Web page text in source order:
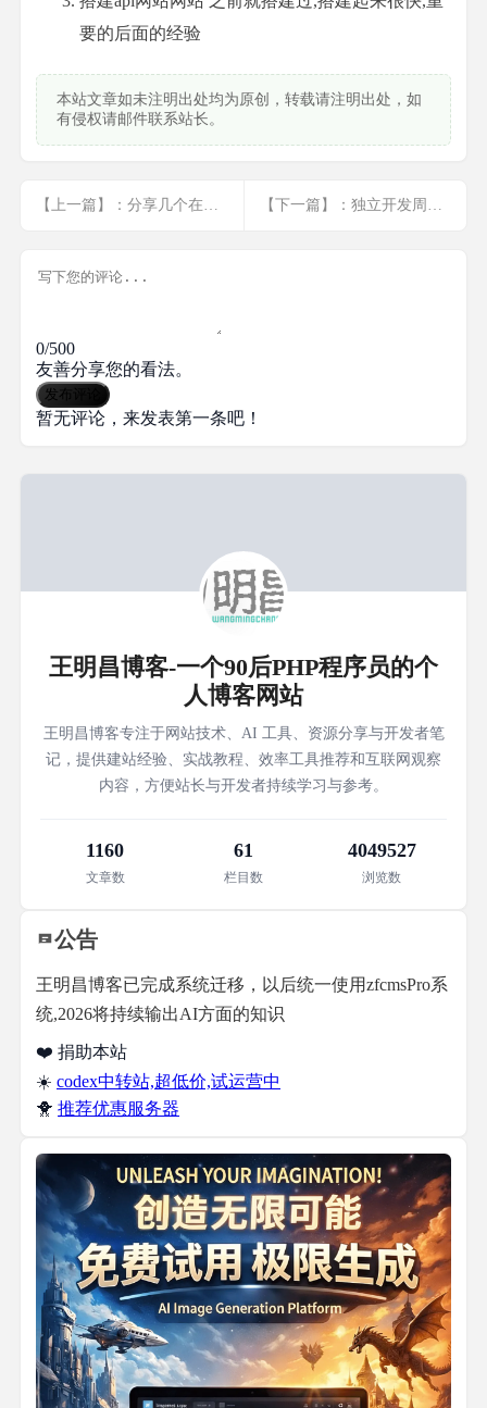
要的后面的经验
本站文章如未注明出处均为原创，转载请注明出处，如
有侵权请邮件联系站长。
【上一篇】：分享几个在线获取临时邮箱 【下一篇】：独立开发周报2 -- 深入打磨产品,还需努力
0/500
友善分享您的看法。
发布评论
暂无评论，来发表第一条吧！
王明昌博客-一个90后PHP程序员的个
人博客网站
王明昌博客专注于网站技术、AI 工具、资源分享与开发者笔
记，提供建站经验、实战教程、效率工具推荐和互联网观察
内容，方便站长与开发者持续学习与参考。
1160
文章数
61
栏目数
4049527
浏览数
公告
王明昌博客已完成系统迁移，以后统一使用zfcmsPro系
统,2026将持续输出AI方面的知识
❤️ 捐助本站
☀️ codex中转站,超低价,试运营中
🐥 推荐优惠服务器